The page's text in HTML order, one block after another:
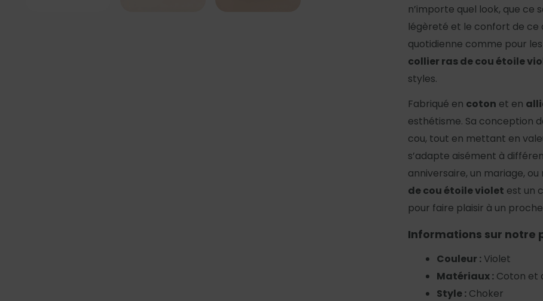
n’importe quel look, que ce
légèreté et le confort de ce
quotidienne comme pour
collier ras de cou étoile
styles.
Fabriqué en coton et en
esthétisme. Sa conception
cou, tout en mettant en
s’adapte aisément à
anniversaire, un mariage,
de cou étoile violet est un
pour faire plaisir à un
Informations sur notre
Couleur : Violet
Matériaux : Coton et
Style : Choker